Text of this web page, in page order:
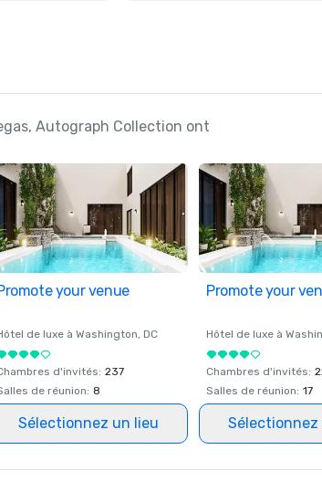
Autograph Collection ont
your venue
de luxe à Washington, DC
d'invités: 237
de réunion: 8
Sélectionnez un lieu
Promote your
Hôtel de luxe à
Chambres d'invités:
Salles de réunion: 17
Sélectionnez